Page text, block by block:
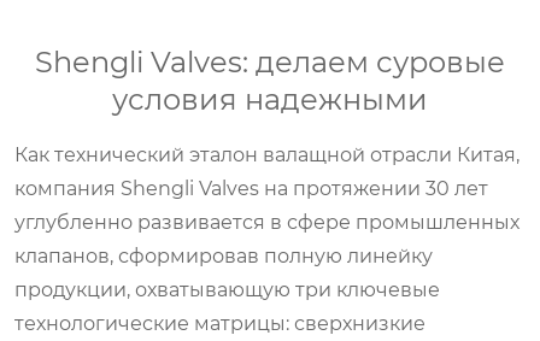
Shengli Valves: делаем суровые
условия надежными
Как технический эталон валащной отрасли Китая,
компания Shengli Valves на протяжении 30 лет
углубленно развивается в сфере промышленных
клапанов, сформировав полную линейку
продукции, охватывающую три ключевые
технологические матрицы: сверхнизкие